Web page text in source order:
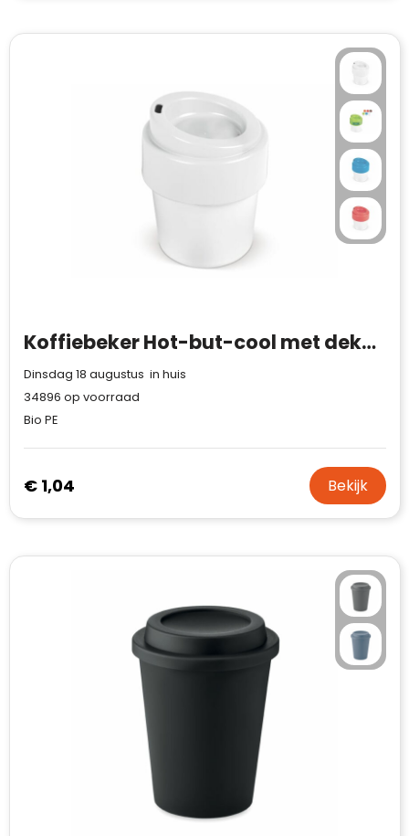
Koffiebeker Hot-but-cool met deksel 240ml
Dinsdag 18 augustus in huis
34896 op voorraad
Bio PE
€ 1,04 Bekijk